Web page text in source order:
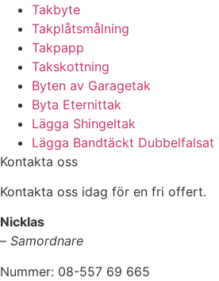
Takbyte
Takplåtsmålning
Takpapp
Takskottning
Byten av Garagetak
Byta Eternittak
Lägga Shingeltak
Lägga Bandtäckt Dubbelfalsat
Kontakta oss
Kontakta oss idag för en fri offert.
Nicklas
– Samordnare
Nummer: 08-557 69 665